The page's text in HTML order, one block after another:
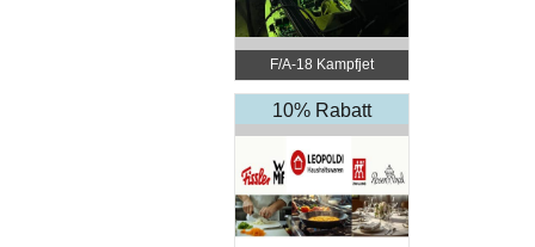
F/A-18 Kampfjet
Simulator Wien
10% Rabatt